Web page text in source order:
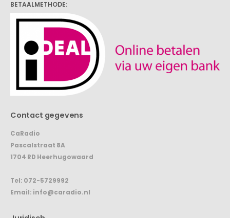
BETAALMETHODE:
Contact gegevens
CaRadio
1704 RD Heerhugowaard
Email:info@caradio.nl